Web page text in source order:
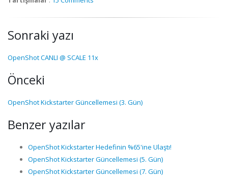
Sonraki yazı
OpenShot CANLI @ SCALE 11x
Önceki
OpenShot Kickstarter Güncellemesi (3. Gün)
Benzer yazılar
OpenShot Kickstarter Hedefinin %65'ine Ulaştı!
OpenShot Kickstarter Güncellemesi (5. Gün)
OpenShot Kickstarter Güncellemesi (7. Gün)